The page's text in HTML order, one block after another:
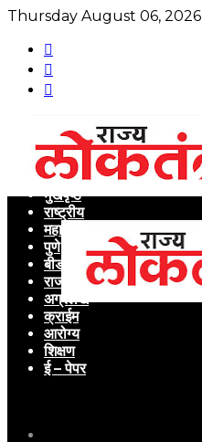
Thursday August 06, 2026
मुखपृष्ठ
राष्ट्रीय
महाराष्ट्र
पुणे
बीड
राजकारण
अग्रलेख
क्राईम
आरोग्य
शिक्षण
ई – पेपर